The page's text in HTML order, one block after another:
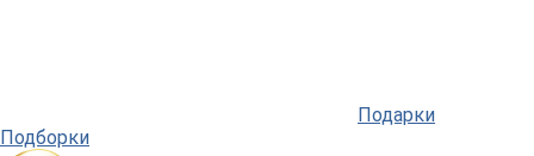
Подарки
Подборки